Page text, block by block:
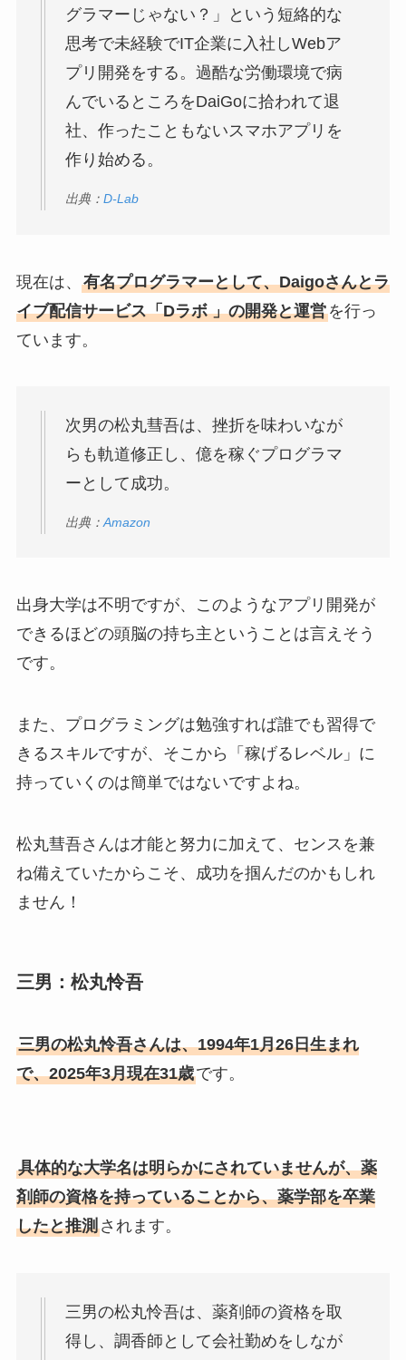
グラマーじゃない？」という短絡的な
思考で未経験でIT企業に入社しWebア
プリ開発をする。過酷な労働環境で病
んでいるところをDaiGoに拾われて退
社、作ったこともないスマホアプリを
作り始める。
出典： D-Lab
現在は、 有名プログラマーとして、Daigoさんとラ
イブ配信サービス「Dラボ 」の開発と運営を行っ
ています。
次男の松丸彗吾は、挫折を味わいなが
らも軌道修正し、億を稼ぐプログラマ
ーとして成功。
出典： Amazon
出身大学は不明ですが、このようなアプリ開発が
できるほどの頭脳の持ち主ということは言えそう
です。
また、プログラミングは勉強すれば誰でも習得で
きるスキルですが、そこから「稼げるレベル」に
持っていくのは簡単ではないですよね。
松丸彗吾さんは才能と努力に加えて、センスを兼
ね備えていたからこそ、成功を掴んだのかもしれ
ません！
三男：松丸怜吾
三男の松丸怜吾さんは、1994年1月26日生まれ
で、2025年3月現在31歳です。
具体的な大学名は明らかにされていませんが、薬
剤師の資格を持っていることから、薬学部を卒業
したと推測されます。
三男の松丸怜吾は、薬剤師の資格を取
得し、調香師として会社勤めをしなが